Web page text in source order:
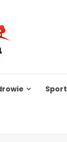
Sport